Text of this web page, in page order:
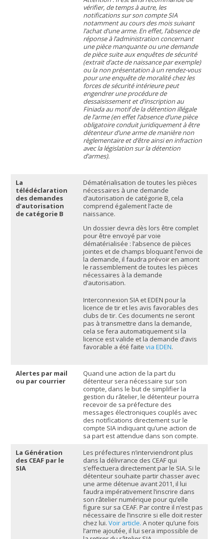
vérifier, de temps à autre, les
notifications sur son compte SIA
notamment au cours des mois suivant
l’achat d’une arme. En effet, l’absence de
réponse à l’administration concernant
une pièce manquante ou une demande
de pièce suite aux enquêtes de sécurité
(extrait d’acte de naissance par exemple)
ou la non présentation à un rendez-vous
pour une enquête de moralité chez les
forces de sécurité intérieure peut
engendrer une procédure de
dessaisissement et d’inscription au
Finiada au motif de la détention illégale
de l’arme (en effet l’absence d’une pièce
obligatoire conduit juridiquement à être
détenteur d’une arme de manière non
règlementaire et d’être ainsi en infraction
avec la législation sur la détention
d’armes).
La
télédéclaration
des demandes
d’autorisation
de catégorie B
Dématérialisation de toutes les pièces
nécessaires à une demande
d’autorisation de catégorie B, cela
comprend également l’acte de
naissance.
Un dossier devra dès lors être complet
pour être envoyé par voie
dématérialisée : l’absence de pièces
jointes et de champs bloquant l’envoi de
la demande, il faudra prévoir en amont
le rassemblement de toutes les pièces
nécessaires à la demande
d’autorisation.
Interconnexion SIA et EDEN pour la
licence de tir et les avis favorables des
clubs de tir. Ces documents ne seront
pas à transmettre dans la demande,
cela se fera automatiquement si la
licence est valide et la demande d’avis
favorable a été faitevia EDEN.
Alertes par mail
ou par courrier
Quand une action de la part du
détenteur sera nécessaire sur son
compte, dans le but de simplifier la
gestion du râtelier, le détenteur pourra
recevoir de sa préfecture des
messages électroniques couplés avec
des notifications directement sur le
compte SIA indiquant qu’une action de
sa part est attendue dans son compte.
La Génération
des CEAF par le
SIA
Les préfectures n’interviendront plus
dans la délivrance des CEAF qui
s’effectuera directement par le SIA. Si le
détenteur souhaite partir chasser avec
une arme détenue avant 2011, il lui
faudra impérativement l’inscrire dans
son râtelier numérique pour qu’elle
figure sur sa CEAF. Par contre il n’est pas
nécessaire de l’inscrire si elle doit rester
chez lui.Voir article. A noter qu’une fois
l’arme ajoutée, il lui sera impossible de